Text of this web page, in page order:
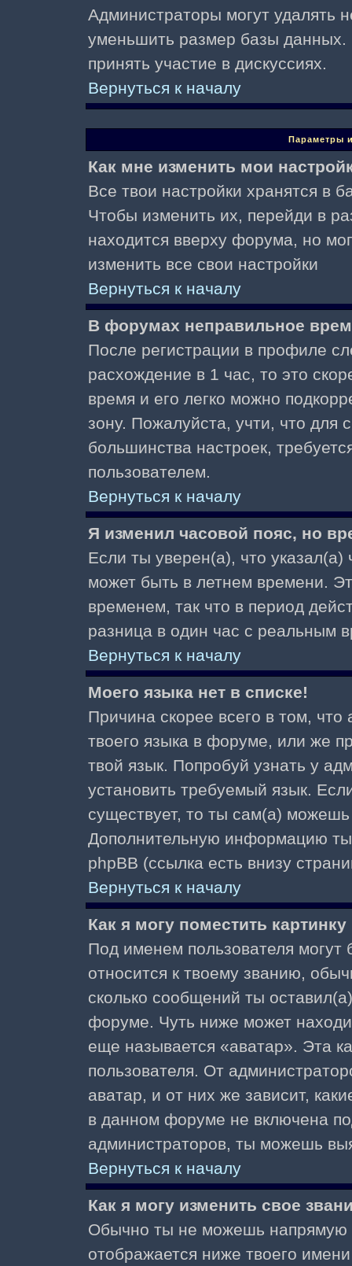
Администраторы могут удалять
уменьшить размер базы данных.
принять участие в дискуссиях.
Вернуться к началу
Параметры
Как мне изменить мои
Все твои настройки хранятся в
Чтобы изменить их, перейди в
находится вверху форума, но
изменить все свои настройки
Вернуться к началу
В форумах неправильное
После регистрации в профиле
расхождение в 1 час, то это
время и его легко можно
зону. Пожалуйста, учти, что для
большинства настроек,
пользователем.
Вернуться к началу
Я изменил часовой пояс, но
Если ты уверен(а), что
может быть в летнем времени.
временем, так что в период
разница в один час с реальным
Вернуться к началу
Моего языка нет в списке!
Причина скорее всего в том,
твоего языка в форуме, или же
твой язык. Попробуй узнать у
установить требуемый язык.
существует, то ты сам(а)
Дополнительную информацию
phpBB (ссылка есть внизу
Вернуться к началу
Как я могу поместить
Под именем пользователя могут
относится к твоему званию,
сколько сообщений ты
форуме. Чуть ниже может
еще называется «аватар». Эта
пользователя. От
аватар, и от них же зависит,
в данном форуме не включена
администраторов, ты можешь
Вернуться к началу
Как я могу изменить свое
Обычно ты не можешь напрямую
отображается ниже твоего